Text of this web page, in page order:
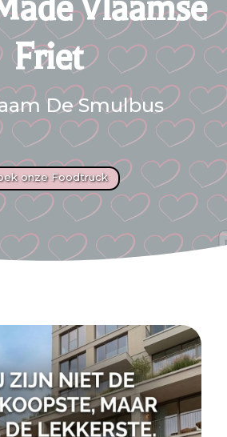
Friet
De Smulbus
onze Foodtruck